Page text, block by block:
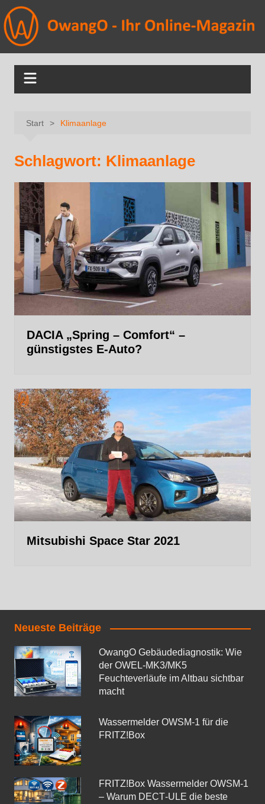
Start Klimaanlage
Schlagwort: Klimaanlage
DACIA „Spring – Comfort“ –
günstigstes E-Auto?
Mitsubishi Space Star 2021
Neueste Beiträge
OwangO Gebäudediagnostik: Wie
der OWEL‑MK3/MK5
Feuchteverläufe im Altbau sichtbar
macht
Wassermelder OWSM‑1 für die
FRITZ!Box
FRITZ!Box Wassermelder OWSM-1
– Warum DECT‑ULE die beste